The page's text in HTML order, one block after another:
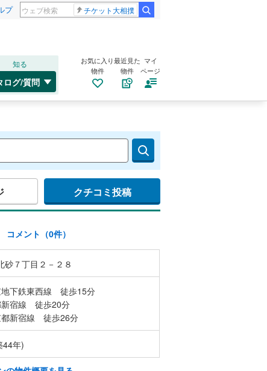
プ チケット大相撲
知る
ログ/質問
お気に入り
物件
最近見た
物件
マイ
ページ
クチコミ投稿
コメント（0件）
砂７丁目２－２８
下鉄東西線 徒歩15分
新宿線 徒歩20分
都新宿線 徒歩26分
44年)